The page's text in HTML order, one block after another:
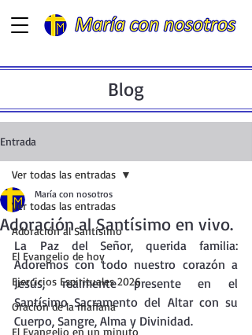
Blog
Entrada
Ver todas las entradas
Adoración al Santísimo
El Evangelio de hoy
Ejercicios Espirituales 2026
Oración de la mañana
El Evangelio en un minuto
Ver todas las entradas
Adoración al Santísimo en vivo.
María con nosotros
La Paz del Señor, querida familia:
Adoremos con todo nuestro corazón a
Jesús, realmente presente en el
Santísimo Sacramento del Altar con su
Cuerpo, Sangre, Alma y Divinidad.